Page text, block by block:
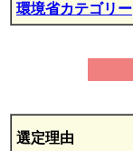
環境省カテゴリー
選定理由